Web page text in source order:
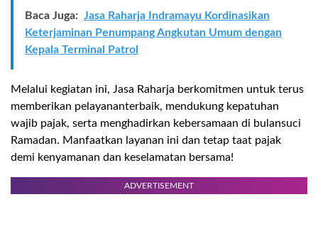
Baca Juga: Jasa Raharja Indramayu Kordinasikan
Keterjaminan Penumpang Angkutan Umum dengan
Kepala Terminal Patrol
Melalui kegiatan ini, Jasa Raharja berkomitmen untuk terus
memberikan pelayananterbaik, mendukung kepatuhan
wajib pajak, serta menghadirkan kebersamaan di bulansuci
Ramadan. Manfaatkan layanan ini dan tetap taat pajak
demi kenyamanan dan keselamatan bersama!
ADVERTISEMENT